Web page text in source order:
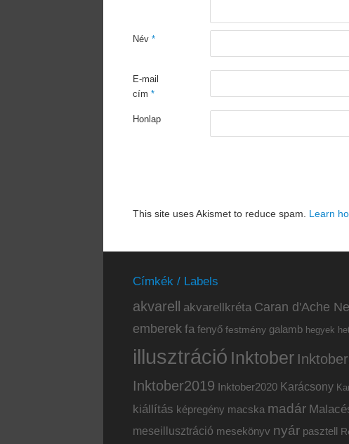
Név *
E-mail
cím *
Honlap
This site uses Akismet to reduce spam. Learn
Címkék / Labels
akvarell akvarellkréta Caran d'Ache
emberek fa fenyő festmény galamb hegyek
illusztráció Inktober
Inktober2019 Inktober2020 Karácsony
kiállítás képregény macska madár
meseillusztráció mesekönyv nyár pasztell